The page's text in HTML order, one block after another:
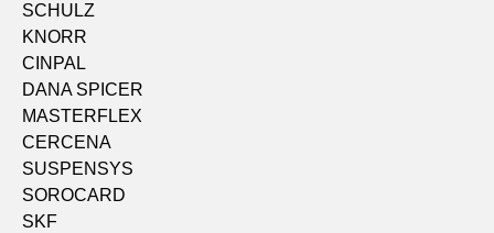
SCHULZ
KNORR
CINPAL
DANA SPICER
MASTERFLEX
CERCENA
SUSPENSYS
SOROCARD
SKF